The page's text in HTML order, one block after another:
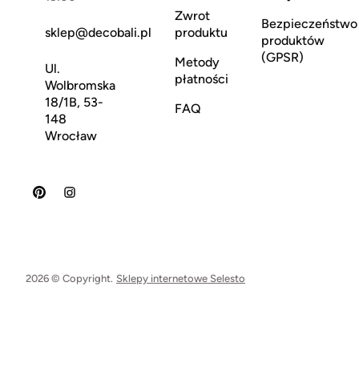
sklep@decobali.pl
Ul.
Wolbromska
18/1B, 53-
148
Wrocław
Zwrot
produktu
Metody
płatności
FAQ
Bezpieczeństwo
produktów
(GPSR)
2026 © Copyright. Sklepy internetowe Selesto